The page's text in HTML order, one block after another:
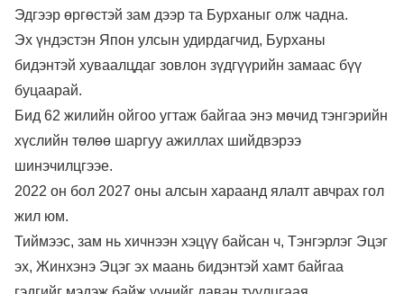
Эдгээр өргөстэй зам дээр та Бурханыг олж чадна.
Эх үндэстэн Япон улсын удирдагчид, Бурханы
бидэнтэй хуваалцдаг зовлон зүдгүүрийн замаас бүү
буцаарай.
Бид 62 жилийн ойгоо угтаж байгаа энэ мөчид тэнгэрийн
хүслийн төлөө шаргуу ажиллах шийдвэрээ
шинэчилцгээе.
2022 он бол 2027 оны алсын хараанд ялалт авчрах гол
жил юм.
Тиймээс, зам нь хичнээн хэцүү байсан ч, Тэнгэрлэг Эцэг
эх, Жинхэнэ Эцэг эх маань бидэнтэй хамт байгаа